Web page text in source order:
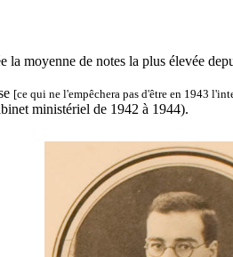
moyenne de notes la plus élevée
[ce qui ne l'empêchera pas d'être en 1943
ministériel de 1942 à 1944).